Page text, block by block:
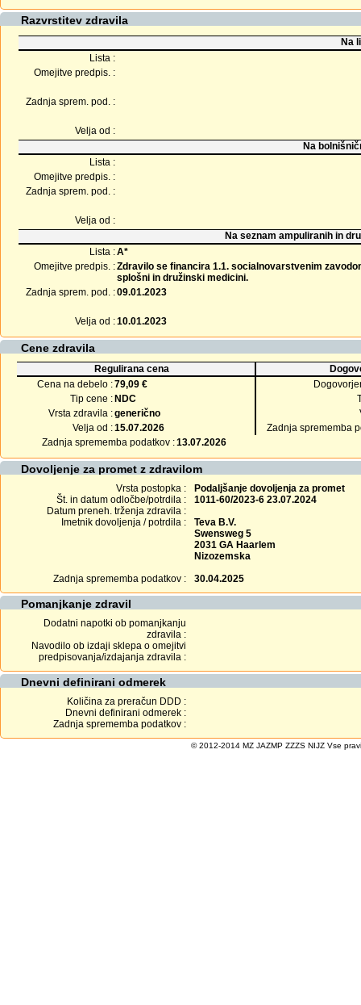
Razvrstitev zdravila
Na
Lista :
Omejitve predpis. :
Zadnja sprem. pod. :
Velja od :
Na
Lista :
Omejitve predpis. :
Zadnja sprem. pod. :
Velja od :
Na seznam ampuliranih in
Lista :A*
Omejitve predpis. :Zdravilo se financira 1.1. socialnovarstvenim
splošni in družinski medicini.
Zadnja sprem. pod. :09.01.2023
Velja od :10.01.2023
Cene zdravila
Regulirana cena
Cena na debelo :79,09 €
Tip cene : NDC
Vrsta zdravila :generično
Velja od :15.07.2026
Zadnja sprememba
Zadnja sprememba podatkov :13.07.2026
Dovoljenje za promet z zdravilom
Vrsta postopka :
Podaljšanje dovoljenja za promet
Št. in datum odločbe/potrdila :
1011-60/2023-6 23.07.2024
Datum preneh. trženja zdravila :
Imetnik dovoljenja / potrdila :
Teva B.V.
Swensweg 5
2031 GA Haarlem
Nizozemska
Zadnja sprememba podatkov :
30.04.2025
Pomanjkanje zdravil
Dodatni napotki ob pomanjkanju
zdravila :
Navodilo ob izdaji sklepa o omejitvi
predpisovanja/izdajanja zdravila :
Dnevni definirani odmerek
Količina za preračun DDD :
Dnevni definirani odmerek :
Zadnja sprememba podatkov :
© 2012-2014 MZ JAZMP ZZZS NIJZ Vse